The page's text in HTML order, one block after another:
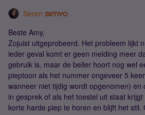
Seren
Beste Amy,
Zojuist uitgeprobeerd. Het probleem lijkt
ieder geval komt er geen melding meer
gebruik is, maar de beller hoort nog wel
pieptoon als het nummer ongeveer 5
wanneer niet tijdig wordt opgenomen) en
in gesprek of als het toestel uit staat
korte harde piep te horen en blijft het stil.